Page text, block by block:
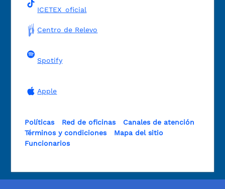
ICETEX_oficial
Centro de Relevo
Spotify
Apple
Políticas Red de oficinas
Canales de atención
Términos y condiciones
Mapa del sitio
Funcionarios